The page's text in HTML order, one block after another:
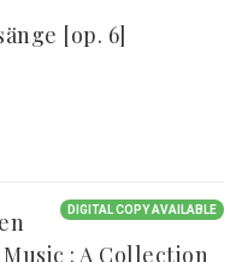
[op. 6]
DIGITAL COPY AVAILABLE
: A Collection